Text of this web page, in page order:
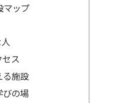
マップ
ス
る施設
びの場